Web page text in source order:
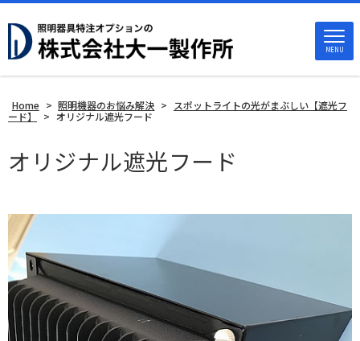
MENU
Home > 照明機器のお悩み解決 >
スポットライトの光がまぶしい【遮光フ
ード】
> オリジナル遮光フード
オリジナル遮光フード